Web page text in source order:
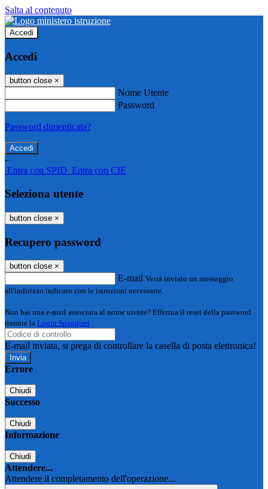
Salta al contenuto
Accedi
Accedi
button close ×
Nome Utente
Password
Password dimenticata?
-
Entra con SPID Entra con CIE
Seleziona utente
button close ×
Recupero password
button close ×
E-mail Verrà inviato un messaggio
all'indirizzo indicato con le istruzioni necessarie.
Non hai una e-mail associata al nome utente? Effettua il reset della password
tramite la Login Spaggiari
E-mail inviata, si prega di controllare la casella di posta elettronica!
Errore
Chiudi
Successo
Chiudi
Informazione
Chiudi
Attendere...
Attendere il completamento dell'operazione...